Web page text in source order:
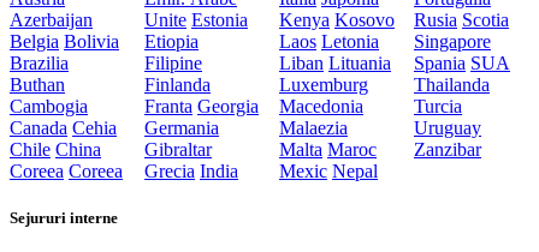
Azerbaijan
Belgia Bolivia
Brazilia
Buthan
Cambogia
Canada Cehia
Chile China
Coreea Coreea
Unite Estonia
Etiopia
Filipine
Finlanda
Franta Georgia
Germania
Gibraltar
Grecia India
Kenya Kosovo
Laos Letonia
Liban Lituania
Luxemburg
Macedonia
Malaezia
Malta Maroc
Mexic Nepal
Rusia Scotia
Singapore
Spania SUA
Thailanda
Turcia
Uruguay
Zanzibar
Sejururi interne